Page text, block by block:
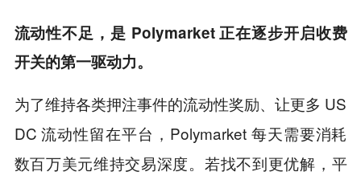
流动性不足，是 Polymarket 正在逐步开启收费
开关的第一驱动力。
为了维持各类押注事件的流动性奖励、让更多 US
DC 流动性留在平台，Polymarket 每天需要消耗
数百万美元维持交易深度。若找不到更优解，平